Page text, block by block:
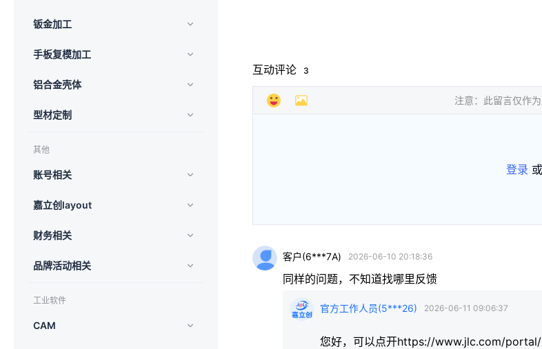
钣金加工
手板复模加工
铝合金壳体
型材定制
其他
账号相关
嘉立创layout
财务相关
品牌活动相关
工业软件
CAM
互动评论 3
注意：此留言仅作
登录 或
客户(6***7A) 2026-06-10 20:18:36
同样的问题，不知道找哪里反馈
官方工作人员(5***26) 2026-06-11 09:06:37
您好，可以点开https://www.jlc.com/portal/